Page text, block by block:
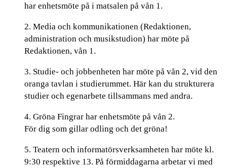
har enhetsmöte på i matsalen på vån 1.
2. Media och kommunikationen (Redaktionen,
administration och musikstudion) har möte på
Redaktionen, vån 1.
3. Studie- och jobbenheten har möte på vån 2, vid den
oranga tavlan i studierummet. Här kan du strukturera
studier och egenarbete tillsammans med andra.
4. Gröna Fingrar har enhetsmöte på vån 2.
För dig som gillar odling och det gröna!
5. Teatern och informatörsverksamheten har möte kl.
9:30 respektive 13. På förmiddagarna arbetar vi med